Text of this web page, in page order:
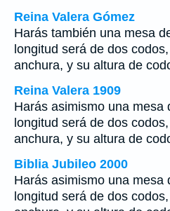
Reina Valera Gómez
Harás también una mesa
longitud será de dos
anchura, y su altura de
Reina Valera 1909
Harás asimismo una mesa
longitud será de dos
anchura, y su altura de
Biblia Jubileo 2000
Harás asimismo una mesa
longitud será de dos